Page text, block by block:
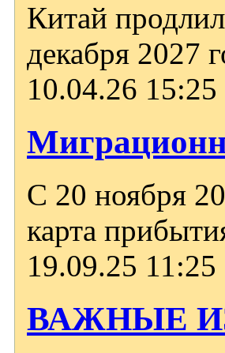
Китай
декабря 2027
10.04.26 15:25
С 20 ноября
карта
19.09.25 11:25
ВАЖНЫЕ